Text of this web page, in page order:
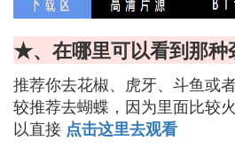
★、在哪里可以看到那种
推荐你去花椒、虎牙、斗鱼或
较推荐去蝴蝶，因为里面比较
以直接 点击这里去观看